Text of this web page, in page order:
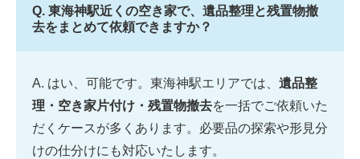
Q. 東海神駅近くの空き家で、遺品整理と残置物撤
去をまとめて依頼できますか？
A. はい、可能です。東海神駅エリアでは、 遺品整
理・空き家片付け・残置物撤去を一括でご依頼いた
だくケースが多くあります。必要品の探索や形見分
けの仕分けにも対応いたします。